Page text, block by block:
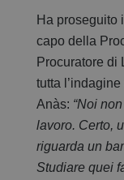
Ha proseguito
capo della
Procuratore di
tutta
Anàs: “Noi
lavoro. Certo,
riguarda un
Studiare quei